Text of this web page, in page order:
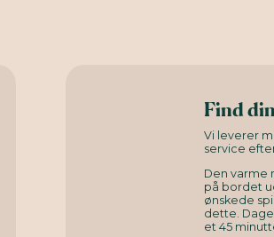
Find
Vi leverer
service
Den varme
på bordet
ønskede
dette.
et 45